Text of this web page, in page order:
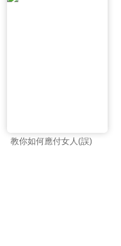
教你如何應付女人(誤)